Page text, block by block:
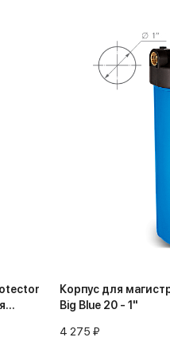
Корпус для
Big Blue 20 - 1"
4 275 ₽